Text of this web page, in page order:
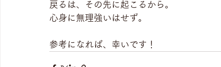
戻るは、その先に起こるから。
心身に無理強いはせず。
参考になれば、幸いです！